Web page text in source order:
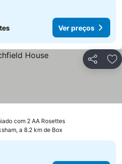
Ver preços
Partilhar
com 2 AA Rosettes
a 8.2 km de Box